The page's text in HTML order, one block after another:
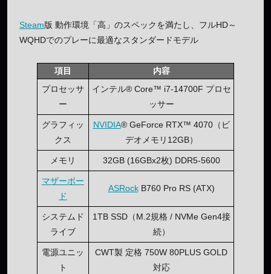
Steam版 動作環境「高」のスペックを満たし、フルHD～
WQHDでのプレーに最適なスタンダードモデル
項目
内容
プロセッサ
ー
インテル® Core™ i7-14700F プロセ
ッサー
グラフィッ
クス
NVIDIA® GeForce RTX™ 4070（ビ
デオメモリ12GB）
メモリ 32GB (16GBx2枚) DDR5-5600
マザーボー
ド
ASRockB760 Pro RS (ATX)
システムド
ライブ
1TB SSD（M.2規格 / NVMe Gen4接
続）
電源ユニッ
ト
CWT製 定格 750W 80PLUS GOLD
対応